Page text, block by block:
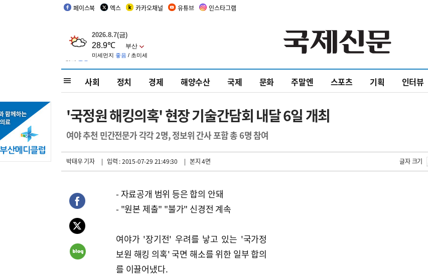
페이스북 엑스 카카오채널 유튜브 인스타그램
사회 정치 경제 해양수산 국제 문화 주말엔 스포츠 기획 인터뷰
'국정원 해킹의혹' 현장 기술간담회 내달 6일 개최
여야 추천 민간전문가 각각 2명, 정보위 간사 포함 총 6명 참여
박태우 기자 | 입력 : 2015-07-29 21:49:30 | 본지 4면 글자 크기
- 자료공개 범위 등은 합의 안돼
- "원본 제출" "불가" 신경전 계속
여야가 '장기전' 우려를 낳고 있는 '국가정
보원 해킹 의혹' 국면 해소를 위한 일부 합의
를 이끌어냈다.